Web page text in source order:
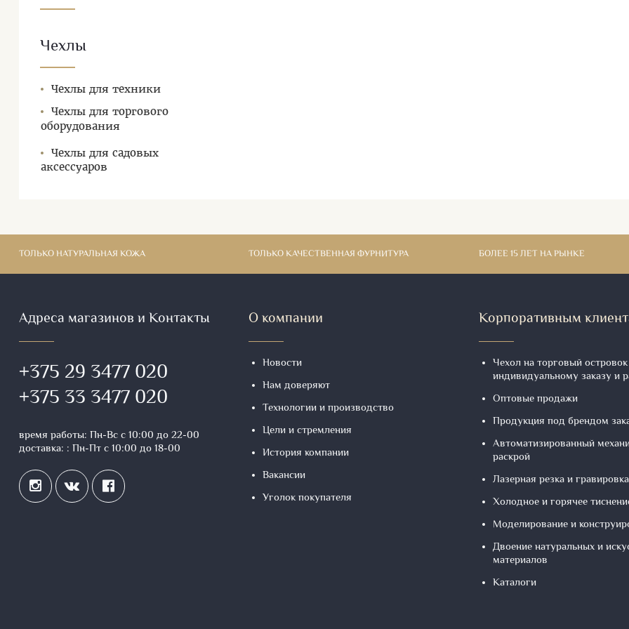
Чехлы
Чехлы для техники
Чехлы для торгового
оборудования
Чехлы для садовых
аксессуаров
ТОЛЬКО НАТУРАЛЬНАЯ КОЖА ТОЛЬКО КАЧЕСТВЕННАЯ ФУРНИТУРА БОЛЕЕ 15 ЛЕТ НА РЫНКЕ
Адреса магазинов и Контакты
+375 29 3477 020
+375 33 3477 020
время работы: Пн-Вс с 10:00 до 22-00
доставка: : Пн-Пт с 10:00 до 18-00
О компании
Новости
Нам доверяют
Технологии и производство
Цели и стремления
История компании
Вакансии
Уголок покупателя
Корпоративным
Чехол на торговый
индивидуальному заказу и
Оптовые продажи
Продукция под брендом
Автоматизированный
раскрой
Лазерная резка и гравировка
Холодное и горячее
Моделирование и
Двоение натуральных и
материалов
Каталоги